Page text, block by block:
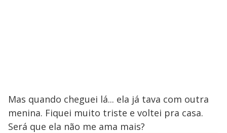
Mas quando cheguei lá... ela já tava com outra
menina. Fiquei muito triste e voltei pra casa.
Será que ela não me ama mais?